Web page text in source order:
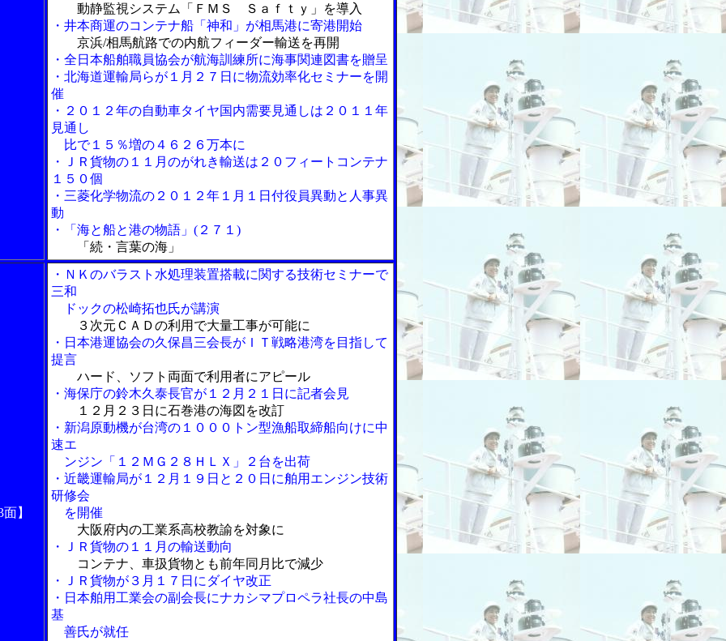
動静監視システム「ＦＭＳ Ｓａｆｔｙ」を導入
・井本商運のコンテナ船「神和」が相馬港に寄港開始
京浜/相馬航路での内航フィーダー輸送を再開
・全日本船舶職員協会が航海訓練所に海事関連図書を贈呈
・北海道運輸局らが１月２７日に物流効率化セミナーを開
催
・２０１２年の自動車タイヤ国内需要見通しは２０１１年
見通し
比で１５％増の４６２６万本に
・ＪＲ貨物の１１月のがれき輸送は２０フィートコンテナ
１５０個
・三菱化学物流の２０１２年１月１日付役員異動と人事異
動
・「海と船と港の物語」(２７１)
「続・言葉の海」
】
・ＮＫのバラスト水処理装置搭載に関する技術セミナーで
三和
ドックの松崎拓也氏が講演
３次元ＣＡＤの利用で大量工事が可能に
・日本港運協会の久保昌三会長がＩＴ戦略港湾を目指して
提言
ハード、ソフト両面で利用者にアピール
・海保庁の鈴木久泰長官が１２月２１日に記者会見
１２月２３日に石巻港の海図を改訂
・新潟原動機が台湾の１０００トン型漁船取締船向けに中
速エ
ンジン「１２ＭＧ２８ＨＬＸ」２台を出荷
・近畿運輸局が１２月１９日と２０日に舶用エンジン技術
研修会
を開催
大阪府内の工業系高校教諭を対象に
・ＪＲ貨物の１１月の輸送動向
コンテナ、車扱貨物とも前年同月比で減少
・ＪＲ貨物が３月１７日にダイヤ改正
・日本舶用工業会の副会長にナカシマプロペラ社長の中島
基
善氏が就任